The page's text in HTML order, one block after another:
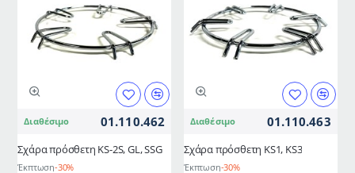
Διαθέσιμο 01.110.462
Σχάρα πρόσθετη KS-2S, GL, SSG
Έκπτωση-30%
Διαθέσιμο 01.110.463
Σχάρα πρόσθετη KS1, KS3
Έκπτωση-30%